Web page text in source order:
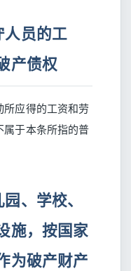
人员的工
产债权
所应得的工资和劳
于本条所指的普
、学校、
施，按国家
为破产财产